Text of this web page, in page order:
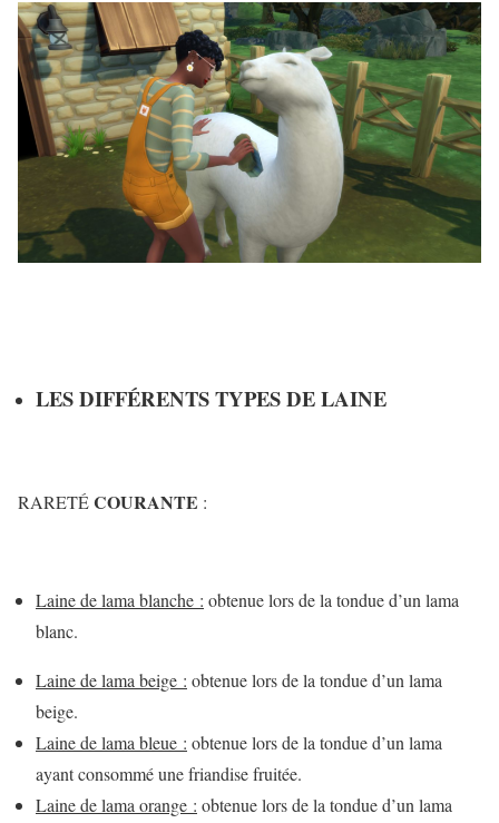
LES DIFFÉRENTS TYPES DE LAINE
RARETÉCOURANTE :
Laine de lama blanche : obtenue lors de la tondue d’un lama
blanc.
Laine de lama beige : obtenue lors de la tondue d’un lama
beige.
Laine de lama bleue : obtenue lors de la tondue d’un lama
ayant consommé une friandise fruitée.
Laine de lama orange : obtenue lors de la tondue d’un lama